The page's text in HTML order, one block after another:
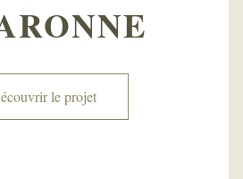
le projet